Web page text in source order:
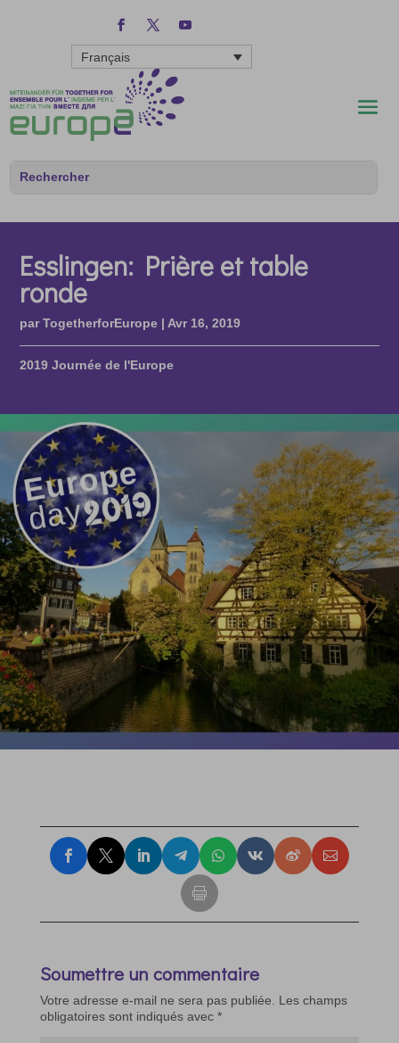
Français
Esslingen: Prière et table
ronde
parTogetherforEurope | Avr 16, 2019
2019 Journée de l'Europe
Soumettre un commentaire
Votre adresse e-mail ne sera pas publiée.
Les champs
obligatoires sont indiqués avec *